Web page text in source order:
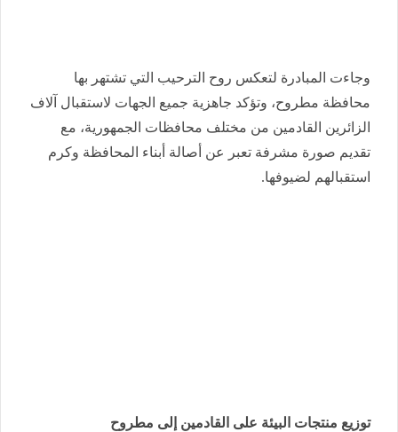
وجاءت المبادرة لتعكس روح الترحيب التي تشتهر بها
محافظة مطروح، وتؤكد جاهزية جميع الجهات لاستقبال آلاف
الزائرين القادمين من مختلف محافظات الجمهورية، مع
تقديم صورة مشرفة تعبر عن أصالة أبناء المحافظة وكرم
استقبالهم لضيوفها.
توزيع منتجات البيئة على القادمين إلى مطروح